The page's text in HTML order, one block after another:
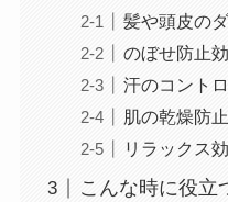
髪や頭皮の
のぼせ防止
汗のコント
肌の乾燥防止
リラックス
こんな時に役立